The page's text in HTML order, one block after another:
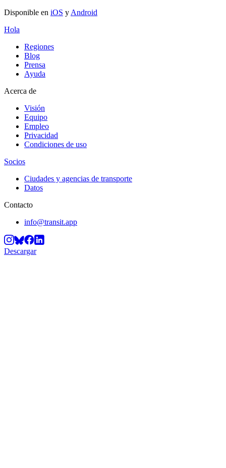
Disponible en iOS y Android
Hola
Regiones
Blog
Prensa
Ayuda
Acerca de
Visión
Equipo
Empleo
Privacidad
Condiciones de uso
Socios
Ciudades y agencias de transporte
Datos
Contacto
info@transit.app
Descargar